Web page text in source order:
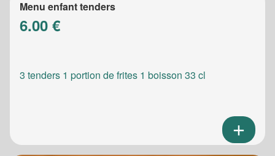
Menu enfant tenders
6.00 €
3 tenders 1 portion de frites 1 boisson 33 cl